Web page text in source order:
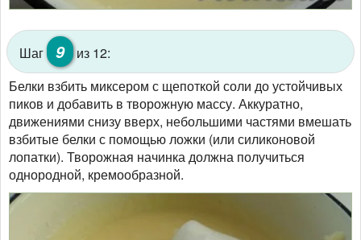
Шаг 9
из 12:
Белки взбить миксером с щепоткой соли до устойчивых
пиков и добавить в творожную массу. Аккуратно,
движениями снизу вверх, небольшими частями вмешать
взбитые белки с помощью ложки (или силиконовой
лопатки). Творожная начинка должна получиться
однородной, кремообразной.